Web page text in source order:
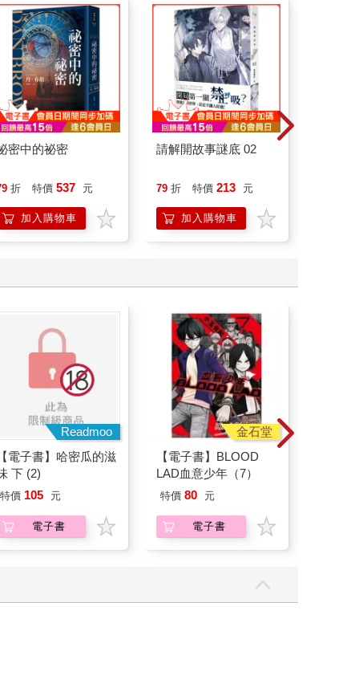
密中的祕密
折 特價 537 元
加入購物車
請解開故事謎底 02
79 折 特價 213 元
加入購物車
Readmoo
【電子書】哈密瓜的滋
下 (2)
特價 105 元
電子書
金石堂
【電子書】BLOOD
LAD血意少年（7）
特價 80 元
電子書